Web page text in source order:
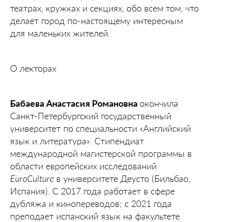
театрах, кружках и секциях, обо всем том, что
делает город по-настоящему интересным
для маленьких жителей.
О лекторах
Бабаева Анастасия Романовна окончила
Санкт-Петербургский государственный
университет по специальности «Английский
язык и литература». Стипендиат
международной магистерской программы в
области европейских исследований
EuroCulture в университете Деусто (Бильбао,
Испания). С 2017 года работает в сфере
дубляжа и кинопереводов; с 2021 года
преподает испанский язык на факультете